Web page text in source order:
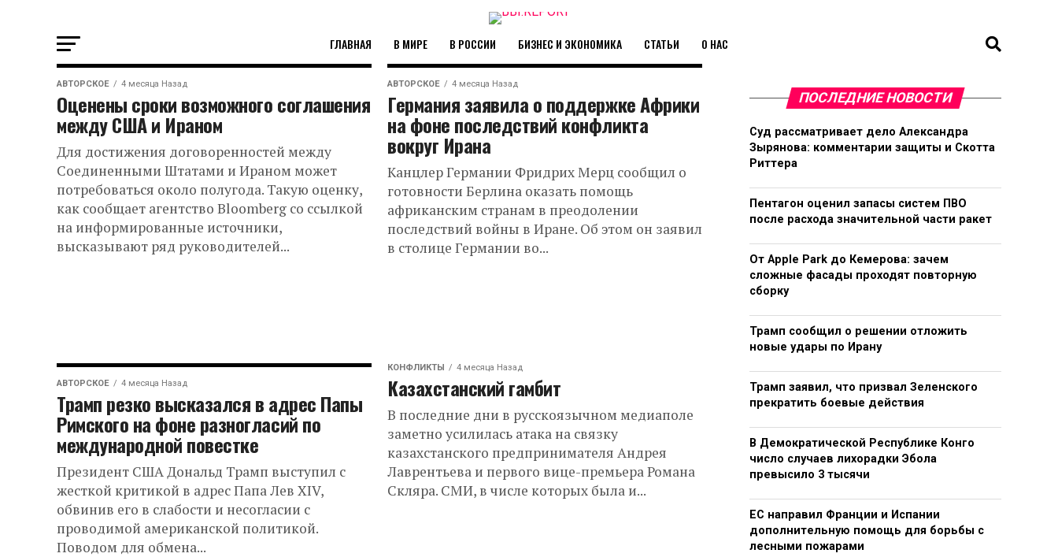
ГЛАВНАЯ В МИРЕ В РОССИИ БИЗНЕС И ЭКОНОМИКА СТАТЬИ О НАС
АВТОРСКОЕ 4 месяца Назад
Оценены сроки возможного соглашения
между США и Ираном
Для достижения договоренностей между
Соединенными Штатами и Ираном может
потребоваться около полугода. Такую оценку,
как сообщает агентство Bloomberg со ссылкой
на информированные источники,
высказывают ряд руководителей...
АВТОРСКОЕ 4 месяца Назад
Германия заявила о поддержке Африки
на фоне последствий конфликта
вокруг Ирана
Канцлер Германии Фридрих Мерц сообщил о
готовности Берлина оказать помощь
африканским странам в преодолении
последствий войны в Иране. Об этом он заявил
в столице Германии во...
АВТОРСКОЕ 4 месяца Назад
Трамп резко высказался в адрес Папы
Римского на фоне разногласий по
международной повестке
Президент США Дональд Трамп выступил с
жесткой критикой в адрес Папа Лев XIV,
обвинив его в слабости и несогласии с
проводимой американской политикой.
Поводом для обмена...
КОНФЛИКТЫ 4 месяца Назад
Казахстанский гамбит
В последние дни в русскоязычном медиаполе
заметно усилилась атака на связку
казахстанского предпринимателя Андрея
Лаврентьева и первого вице-премьера Романа
Скляра. СМИ, в числе которых была и...
ПОСЛЕДНИЕ НОВОСТИ
Суд рассматривает дело Александра
Зырянова: комментарии защиты и Скотта
Риттера
Пентагон оценил запасы систем ПВО
после расхода значительной части ракет
От Apple Park до Кемерова: зачем
сложные фасады проходят повторную
сборку
Трамп сообщил о решении отложить
новые удары по Ирану
Трамп заявил, что призвал Зеленского
прекратить боевые действия
В Демократической Республике Конго
число случаев лихорадки Эбола
превысило 3 тысячи
ЕС направил Франции и Испании
дополнительную помощь для борьбы с
лесными пожарами